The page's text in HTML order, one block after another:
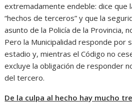
extremadamente endeble: dice que
“hechos de terceros” y que la
asunto de la Policía de la Provincia,
Pero la Municipalidad responde por
estadio y, mientras el Código no
excluye la obligación de responder
del tercero.
De la culpa al hecho hay mucho